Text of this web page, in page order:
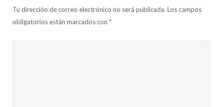
Tu dirección de correo electrónico no será publicada. Los campos
obligatorios están marcados con *